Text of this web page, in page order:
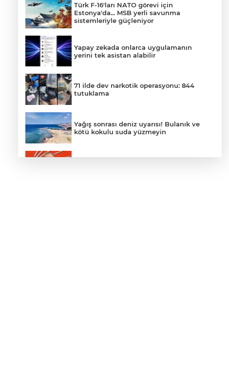
Türk F-16'ları NATO görevi için
Estonya'da... MSB yerli savunma
sistemleriyle güçleniyor
Yapay zekada onlarca uygulamanın
yerini tek asistan alabilir
71 ilde dev narkotik operasyonu: 844
tutuklama
Yağış sonrası deniz uyarısı! Bulanık ve
kötü kokulu suda yüzmeyin